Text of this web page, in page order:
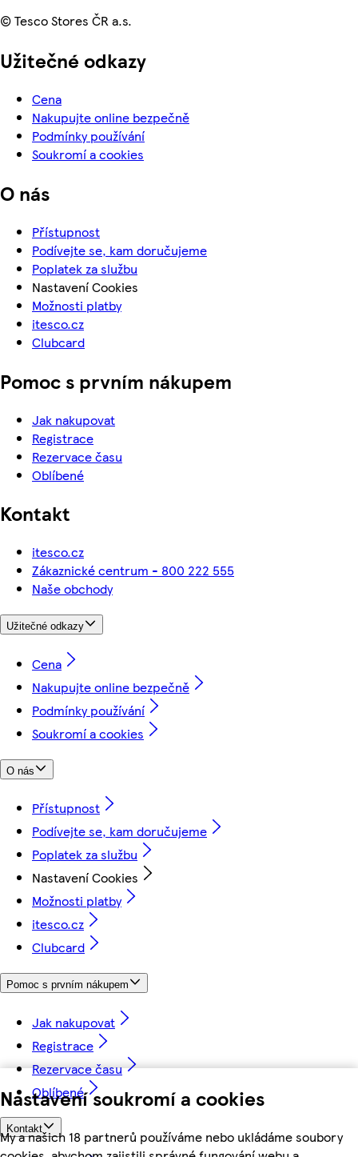
Nastavení soukromí a cookies
My a našich 18 partnerů používáme nebo ukládáme soubory
© Tesco Stores ČR a.s.
Užitečné odkazy
Cena
Nakupujte online bezpečně
Podmínky používání
Soukromí a cookies
O nás
Přístupnost
Podívejte se, kam doručujeme
Poplatek za službu
Nastavení Cookies
Možnosti platby
itesco.cz
Clubcard
Pomoc s prvním nákupem
Jak nakupovat
Registrace
Rezervace času
Oblíbené
Kontakt
itesco.cz
Zákaznické centrum - 800 222 555
Naše obchody
Užitečné odkazy
Cena
Nakupujte online bezpečně
Podmínky používání
Soukromí a cookies
O nás
Přístupnost
Podívejte se, kam doručujeme
Poplatek za službu
Nastavení Cookies
Možnosti platby
itesco.cz
Clubcard
Pomoc s prvním nákupem
Jak nakupovat
Registrace
Rezervace času
Oblíbené
Kontakt